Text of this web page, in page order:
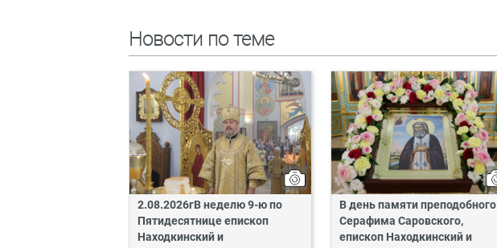
Новости по теме
2.08.2026гВ неделю 9-ю по
Пятидесятнице епископ
Находкинский и
В день памяти преподобного
Серафима Саровского,
епископ Находкинский и